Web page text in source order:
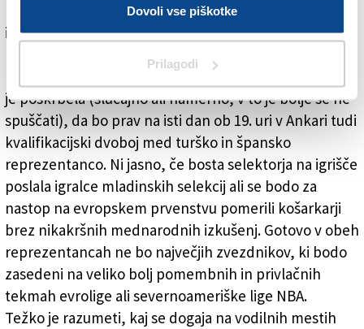
Dovoli vse piškotke
Prilagodi
Darušafako in Gran Canario (ob 18.15) ter med Efesom
in Baskonio Vitorio (ob 18.30).
Mar ne bosta na isti dan igrali kvalifikacijsko tekmo za
EP tudi Španija in Turčija? Odgovor je pritrdilen. Fiba
je poskrbela (slučajno ali namerno, v to je bolje se ne
spuščati), da bo prav na isti dan ob 19. uri v Ankari tudi
kvalifikacijski dvoboj med turško in špansko
reprezentanco. Ni jasno, če bosta selektorja na igrišče
poslala igralce mladinskih selekcij ali se bodo za
nastop na evropskem prvenstvu pomerili košarkarji
brez nikakršnih mednarodnih izkušenj. Gotovo v obeh
reprezentancah ne bo največjih zvezdnikov, ki bodo
zasedeni na veliko bolj pomembnih in privlačnih
tekmah evrolige ali severnoameriške lige NBA.
Težko je razumeti, kaj se dogaja na vodilnih mestih